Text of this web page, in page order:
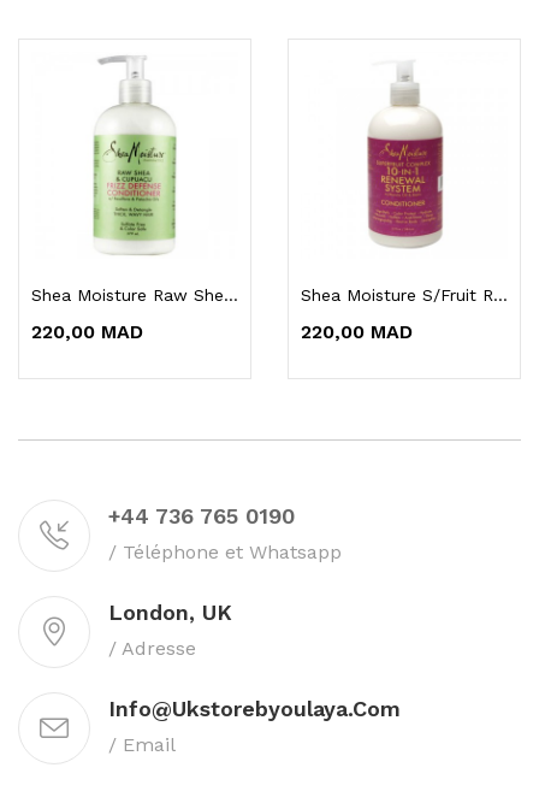
Shea Moisture Raw Shea & Cupuacu Frizz Defense...
220,00 MAD
Shea Moisture S/Fruit Renewal Cond 384ml
220,00 MAD
+44 736 765 0190
/ Téléphone et Whatsapp
London, UK
/ Adresse
Info@ukstorebyoulaya.com
/ Email